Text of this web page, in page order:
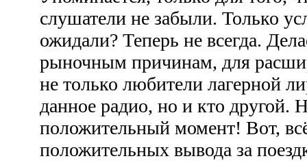
слушатели не забыли. Только
ожидали? Теперь не всегда.
рыночным причинам, для
не только любители лагерной
данное радио, но и кто другой.
положительный момент! Вот,
положительных вывода за